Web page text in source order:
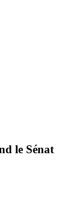
le Sénat